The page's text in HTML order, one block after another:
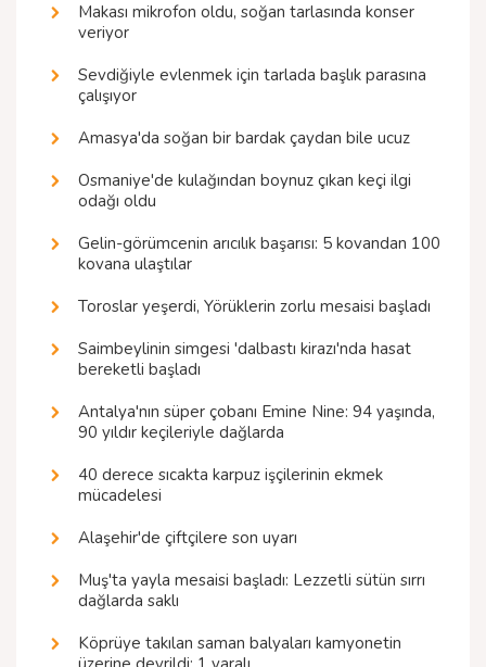
Makası mikrofon oldu, soğan tarlasında konser
veriyor
Sevdiğiyle evlenmek için tarlada başlık parasına
çalışıyor
Amasya'da soğan bir bardak çaydan bile ucuz
Osmaniye'de kulağından boynuz çıkan keçi ilgi
odağı oldu
Gelin-görümcenin arıcılık başarısı: 5 kovandan 100
kovana ulaştılar
Toroslar yeşerdi, Yörüklerin zorlu mesaisi başladı
Saimbeylinin simgesi 'dalbastı kirazı'nda hasat
bereketli başladı
Antalya'nın süper çobanı Emine Nine: 94 yaşında,
90 yıldır keçileriyle dağlarda
40 derece sıcakta karpuz işçilerinin ekmek
mücadelesi
Alaşehir'de çiftçilere son uyarı
Muş'ta yayla mesaisi başladı: Lezzetli sütün sırrı
dağlarda saklı
Köprüye takılan saman balyaları kamyonetin